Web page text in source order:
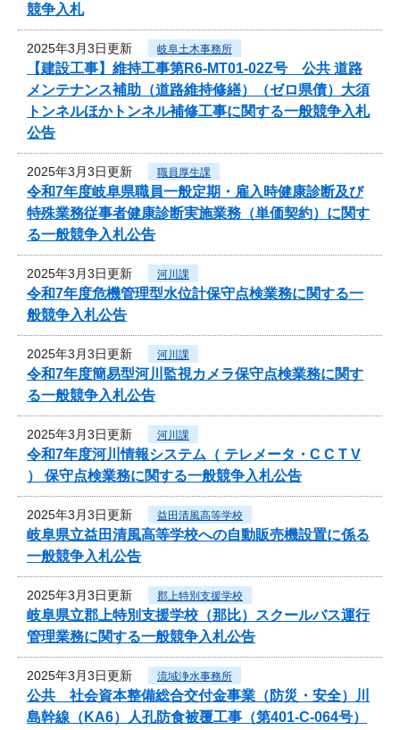
競争入札
2025年3月3日更新 岐阜土木事務所
【建設工事】維持工事第R6-MT01-02Z号 公共 道路
メンテナンス補助（道路維持修繕）（ゼロ県債）大須
トンネルほかトンネル補修工事に関する一般競争入札
公告
2025年3月3日更新 職員厚生課
令和7年度岐阜県職員一般定期・雇入時健康診断及び
特殊業務従事者健康診断実施業務（単価契約）に関す
る一般競争入札公告
2025年3月3日更新 河川課
令和7年度危機管理型水位計保守点検業務に関する一
般競争入札公告
2025年3月3日更新 河川課
令和7年度簡易型河川監視カメラ保守点検業務に関す
る一般競争入札公告
2025年3月3日更新 河川課
令和7年度河川情報システム（ テレメータ・C C T V
） 保守点検業務に関する一般競争入札公告
2025年3月3日更新 益田清風高等学校
岐阜県立益田清風高等学校への自動販売機設置に係る
一般競争入札公告
2025年3月3日更新 郡上特別支援学校
岐阜県立郡上特別支援学校（那比）スクールバス運行
管理業務に関する一般競争入札公告
2025年3月3日更新 流域浄水事務所
公共 社会資本整備総合交付金事業（防災・安全）川
島幹線（KA6）人孔防食被覆工事（第401-C-064号）